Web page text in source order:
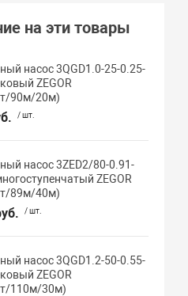
на эти товары
насос 3QGD1.0-25-0.25-
ZEGOR
90м/20м)
/ шт.
насос 3ZED2/80-0.91-
ZEGOR
89м/40м)
/ шт.
насос 3QGD1.2-50-0.55-
ZEGOR
110м/30м)